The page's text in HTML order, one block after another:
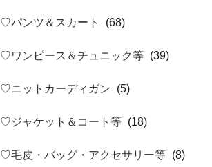
パンツ＆スカート (68)
ワンピース＆チュニック等 (39)
ニットカーディガン (5)
ジャケット＆コート等 (18)
毛皮・バッグ・アクセサリー等 (8)